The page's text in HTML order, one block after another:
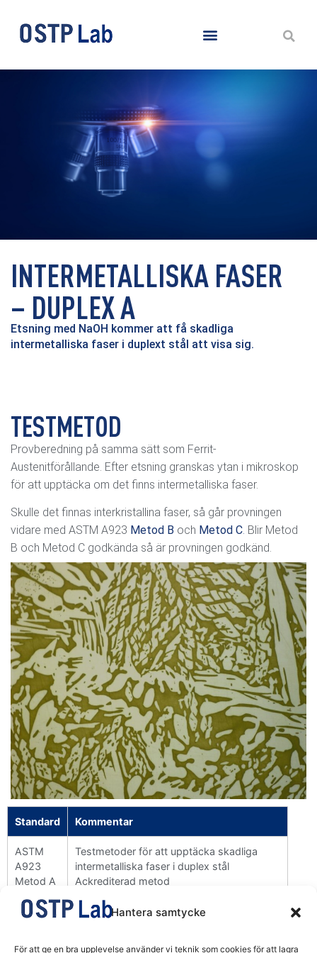
Hantera samtycke
För att ge en bra upplevelse använder vi teknik som cookies för att lagra
INTERMETALLISKA FASER
– DUPLEX A
Etsning med NaOH kommer att få skadliga
intermetalliska faser i duplext stål att visa sig.
TESTMETOD
Provberedning på samma sätt som Ferrit-
Austenitförållande. Efter etsning granskas ytan i mikroskop
för att upptäcka om det finns intermetalliska faser.
Skulle det finnas interkristallina faser, så går provningen
vidare med ASTM A923 Metod B och Metod C. Blir Metod
B och Metod C godkända så är provningen godkänd.
Standard Kommentar
ASTM
A923
Metod A
Testmetoder för att upptäcka skadliga
intermetalliska faser i duplex stål
Ackrediterad metod